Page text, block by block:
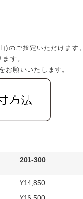
のご指定いただけます。
す。
お願いいたします。
201-300
¥14,850